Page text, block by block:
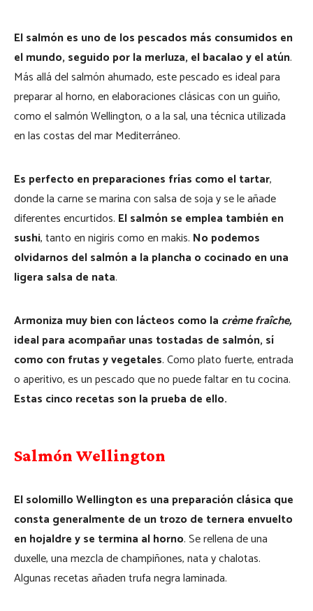
El salmón es uno de los pescados más consumidos en
el mundo, seguido por la merluza, el bacalao y el atún.
Más allá del salmón ahumado, este pescado es ideal para
preparar al horno, en elaboraciones clásicas con un guiño,
como el salmón Wellington, o a la sal, una técnica utilizada
en las costas del mar Mediterráneo.
Es perfecto en preparaciones frías como el tartar,
donde la carne se marina con salsa de soja y se le añade
diferentes encurtidos. El salmón se emplea también en
sushi, tanto en nigiris como en makis. No podemos
olvidarnos del salmón a la plancha o cocinado en una
ligera salsa de nata.
Armoniza muy bien con lácteos como la crème fraîche,
ideal para acompañar unas tostadas de salmón, sí
como con frutas y vegetales. Como plato fuerte, entrada
o aperitivo, es un pescado que no puede faltar en tu cocina.
Estas cinco recetas son la prueba de ello.
Salmón Wellington
El solomillo Wellington es una preparación clásica que
consta generalmente de un trozo de ternera envuelto
en hojaldre y se termina al horno. Se rellena de una
duxelle, una mezcla de champiñones, nata y chalotas.
Algunas recetas añaden trufa negra laminada.